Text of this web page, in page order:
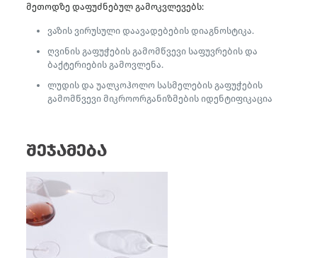
მეთოდზე დაფუძნებულ გამოკვლევებს:
ვაზის ვირუსული დაავადებების დიაგნოსტიკა.
ღვინის გაფუჭების გამომწვევი საფუვრების და
ბაქტერიების გამოვლენა.
ლუდის და უალკოჰოლო სასმელების გაფუჭების
გამომწვევი მიკროორგანიზმების იდენტიფიკაცია
შეჯამება